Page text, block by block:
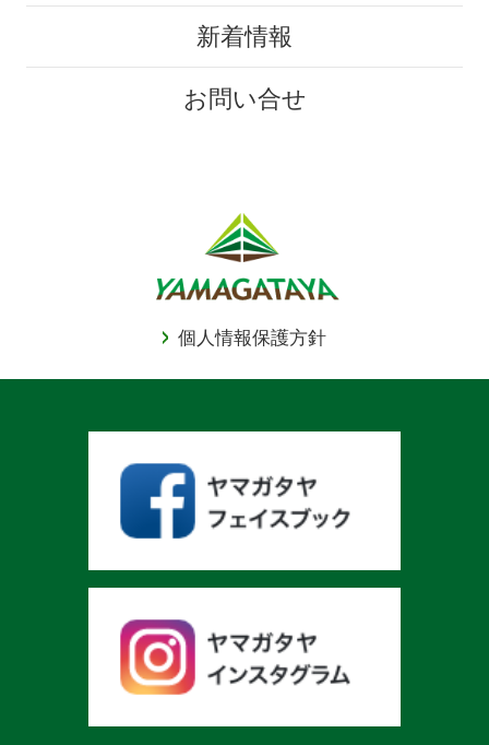
新着情報
お問い合せ
個人情報保護方針